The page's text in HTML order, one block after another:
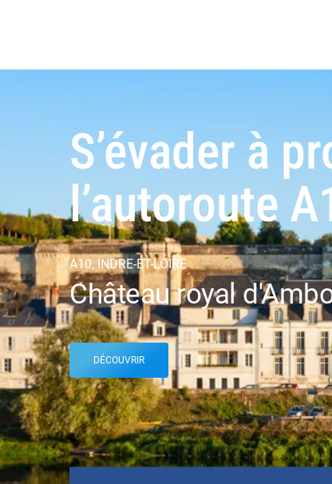
S’évader à
l’autoroute
A10, INDRE-ET-LOIRE
Château royal
DÉCOUVRIR